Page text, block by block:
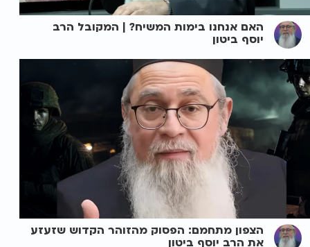
האם אנחנו בימות המשיח? | המקובל הרב
יוסף ביטון
הצפון מתחמם: הפסוק מהזוהר הקדוש שזעזע
את הרב יוסף ביטון